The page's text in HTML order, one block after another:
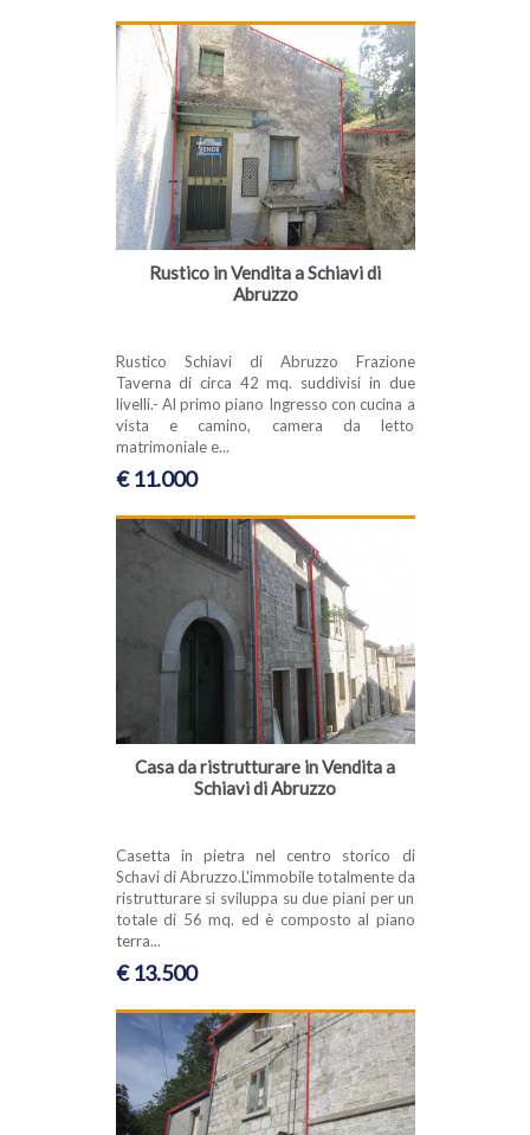
Rustico in Vendita a Schiavi di
Abruzzo
Rustico Schiavi di Abruzzo Frazione
Taverna di circa 42 mq. suddivisi in due
livelli.- Al primo piano Ingresso con cucina a
vista e camino, camera da letto
matrimoniale e...
€ 11.000
Casa da ristrutturare in Vendita a
Schiavi di Abruzzo
Casetta in pietra nel centro storico di
Schavi di Abruzzo.L'immobile totalmente da
ristrutturare si sviluppa su due piani per un
totale di 56 mq. ed è composto al piano
terra...
€ 13.500